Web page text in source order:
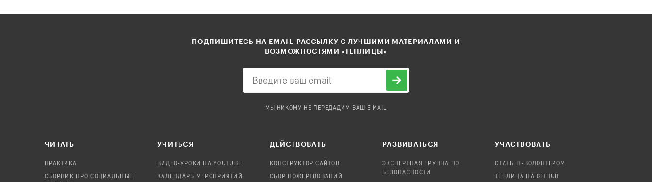
ПОДПИШИТЕСЬ НА EMAIL-РАССЫЛКУ С ЛУЧШИМИ МАТЕРИАЛАМИ И
ВОЗМОЖНОСТЯМИ «ТЕПЛИЦЫ»
МЫ НИКОМУ НЕ ПЕРЕДАДИМ ВАШ E-MAIL
ЧИТАТЬ
ПРАКТИКА
СБОРНИК ПРО СОЦИАЛЬНЫЕ
УЧИТЬСЯ
ВИДЕО-УРОКИ НА YOUTUBE
КАЛЕНДАРЬ МЕРОПРИЯТИЙ
ДЕЙСТВОВАТЬ
КОНСТРУКТОР САЙТОВ
СБОР ПОЖЕРТВОВАНИЙ
РАЗВИВАТЬСЯ
ЭКСПЕРТНАЯ ГРУППА ПО
БЕЗОПАСНОСТИ
УЧАСТВОВАТЬ
СТАТЬ IT-ВОЛОНТЕРОМ
ТЕПЛИЦА НА GITHUB